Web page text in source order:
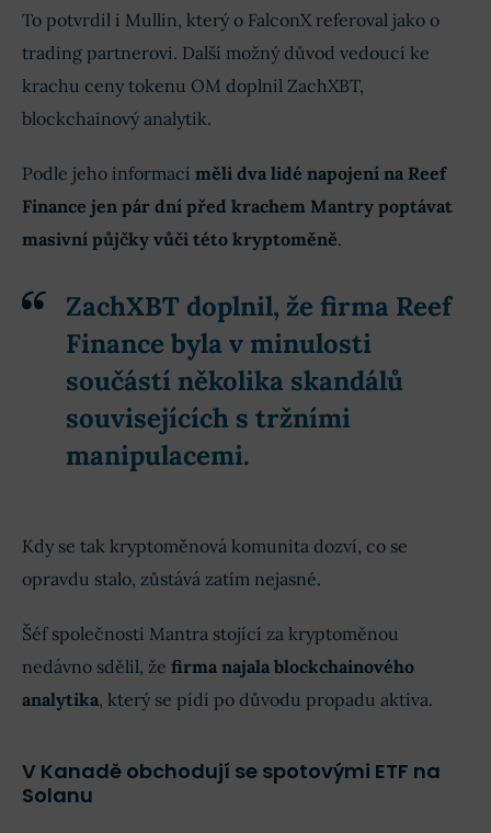
To potvrdil i Mullin, který o FalconX referoval jako o
trading partnerovi. Další možný důvod vedoucí ke
krachu ceny tokenu OM doplnil ZachXBT,
blockchainový analytik.
Podle jeho informací měli dva lidé napojení na Reef
Finance jen pár dní před krachem Mantry poptávat
masivní půjčky vůči této kryptoměně.
ZachXBT doplnil, že firma Reef
Finance byla v minulosti
součástí několika skandálů
souvisejících s tržními
manipulacemi.
Kdy se tak kryptoměnová komunita dozví, co se
opravdu stalo, zůstává zatím nejasné.
Šéf společnosti Mantra stojící za kryptoměnou
nedávno sdělil, že firma najala blockchainového
analytika, který se pídí po důvodu propadu aktiva.
V Kanadě obchodují se spotovými ETF na
Solanu